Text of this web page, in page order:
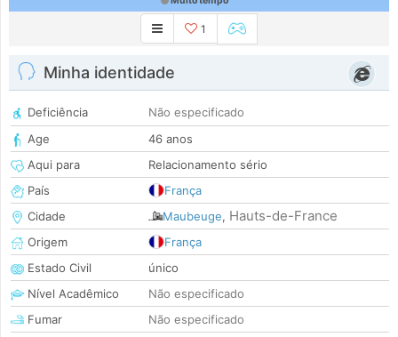
1
Minha identidade
Deficiência
Não especificado
Age
46 anos
Aqui para
Relacionamento sério
País
França
Cidade
Maubeuge, Hauts-de-France
Origem
França
Estado Civil
único
Nível Acadêmico
Não especificado
Fumar
Não especificado